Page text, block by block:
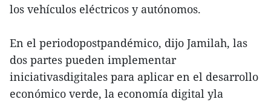
los vehículos eléctricos y autónomos.
En el periodopostpandémico, dijo Jamilah, las
dos partes pueden implementar
iniciativasdigitales para aplicar en el desarrollo
económico verde, la economía digital yla